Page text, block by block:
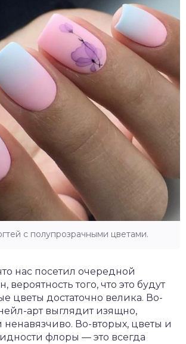
с полупрозрачными цветами.
нас посетил очередной
вероятность того, что это будут
цветы достаточно велика. Во-
арт выглядит изящно,
Во-вторых, цветы и
флоры — это всегда